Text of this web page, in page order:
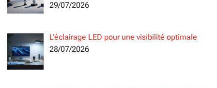
29/07/2026
L’éclairage LED pour une visibilité optimale
28/07/2026